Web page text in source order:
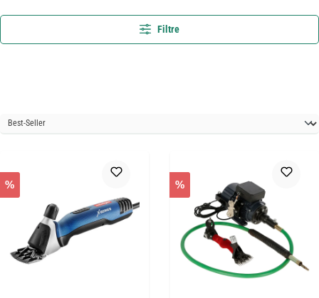
Filtre
% %